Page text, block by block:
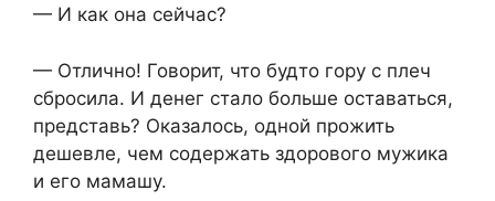
— И как она сейчас?
— Отлично! Говорит, что будто гору с плеч
сбросила. И денег стало больше оставаться,
представь? Оказалось, одной прожить
дешевле, чем содержать здорового мужика
и его мамашу.